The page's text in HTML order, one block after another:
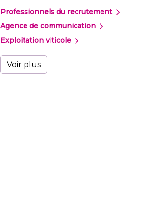
Professionnels du recrutement
Agence de communication
Exploitation viticole
Voir plus